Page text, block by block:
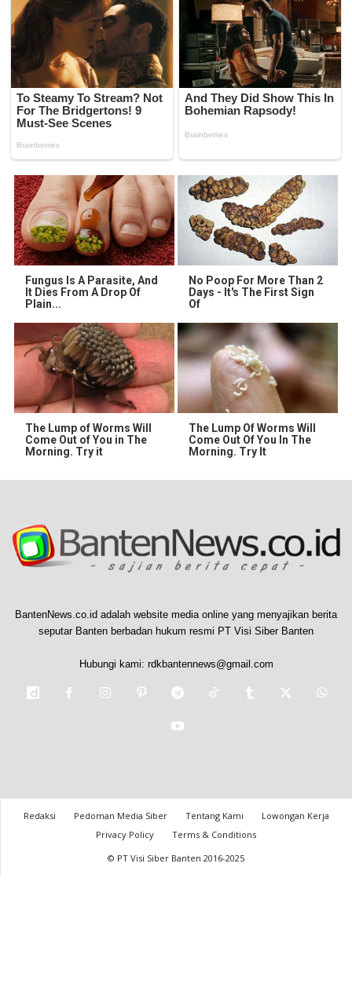
Fungus Is A Parasite, And
It Dies From A Drop Of
Plain...
No Poop For More Than 2
Days - It's The First Sign
Of
The Lump of Worms Will
Come Out of You in The
Morning. Try it
The Lump Of Worms Will
Come Out Of You In The
Morning. Try It
BantenNews.co.id adalah website media online yang menyajikan berita
seputar Banten berbadan hukum resmi PT Visi Siber Banten
Hubungi kami: rdkbantennews@gmail.com
Redaksi Pedoman Media Siber Tentang Kami
Lowongan Kerja
Privacy Policy
Terms & Conditions
© PT Visi Siber Banten 2016-2025